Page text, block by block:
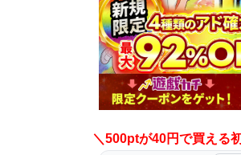
＼500ptが40円で買える